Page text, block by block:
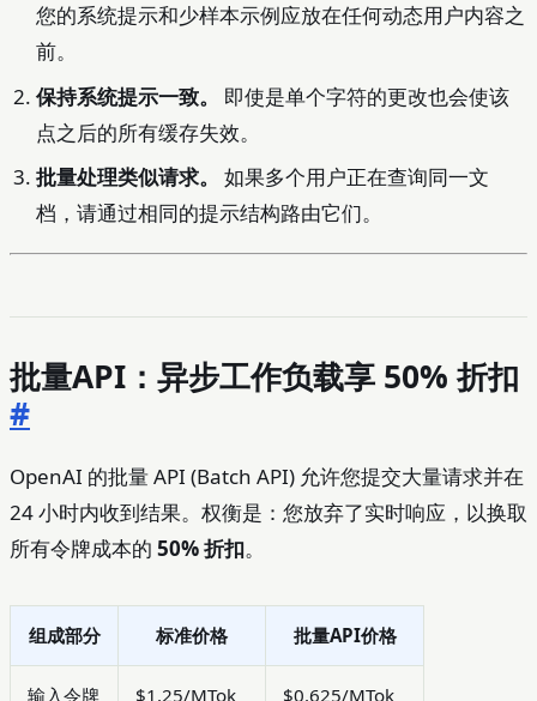
您的系统提示和少样本示例应放在任何动态用户内容之
前。
保持系统提示一致。
即使是单个字符的更改也会使该
点之后的所有缓存失效。
批量处理类似请求。
如果多个用户正在查询同一文
档，请通过相同的提示结构路由它们。
批量API：异步工作负载享 50% 折扣
#
OpenAI 的批量 API (Batch API) 允许您提交大量请求并在
24 小时内收到结果。权衡是：您放弃了实时响应，以换取
所有令牌成本的 50% 折扣。
组成部分 标准价格 批量API价格
输入令牌 $1.25/MTok $0.625/MTok